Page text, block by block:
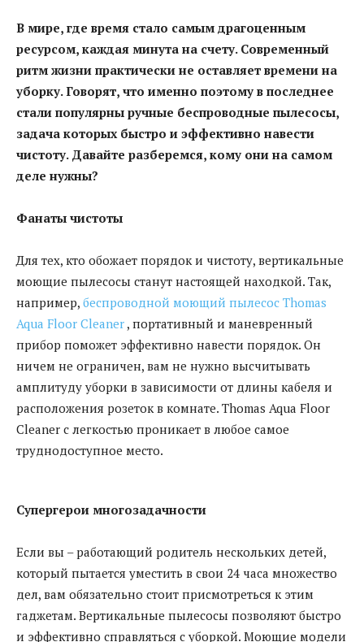
В мире, где время стало самым драгоценным
ресурсом, каждая минута на счету. Современный
ритм жизни практически не оставляет времени на
уборку. Говорят, что именно поэтому в последнее
стали популярны ручные беспроводные пылесосы,
задача которых быстро и эффективно навести
чистоту. Давайте разберемся, кому они на самом
деле нужны?
Фанаты чистоты
Для тех, кто обожает порядок и чистоту, вертикальные
моющие пылесосы станут настоящей находкой. Так,
например, беспроводной моющий пылесос Thomas
Aqua Floor Cleaner , портативный и маневренный
прибор поможет эффективно навести порядок. Он
ничем не ограничен, вам не нужно высчитывать
амплитуду уборки в зависимости от длины кабеля и
расположения розеток в комнате. Thomas Aqua Floor
Cleaner с легкостью проникает в любое самое
труднодоступное место.
Супергерои многозадачности
Если вы – работающий родитель нескольких детей,
который пытается уместить в свои 24 часа множество
дел, вам обязательно стоит присмотреться к этим
гаджетам. Вертикальные пылесосы позволяют быстро
и эффективно справляться с уборкой. Моющие модели